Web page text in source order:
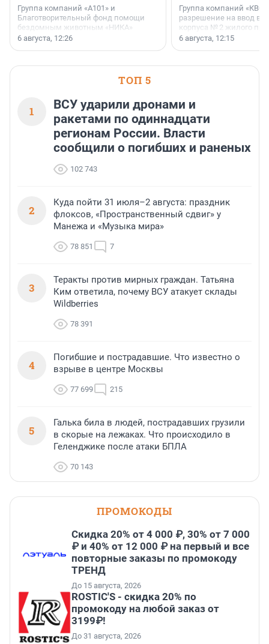
Группа компаний «А101» и
Благотворительный фонд помощи
бездомным животным «НИКА»
заключили соглашение о
6 августа, 12:26
Группа компаний
разрешение на ввод в
корпуса № 2 жилого
Уютный квартал»,
6 августа, 12:15
ТОП 5
1
ВСУ ударили дронами и
ракетами по одиннадцати
регионам России. Власти
сообщили о погибших и раненых
102 743
2
Куда пойти 31 июля–2 августа: праздник
флоксов, «Пространственный сдвиг» у
Манежа и «Музыка мира»
78 851 7
3
Теракты против мирных граждан. Татьяна
Ким ответила, почему ВСУ атакует склады
Wildberries
78 391
4
Погибшие и пострадавшие. Что известно о
взрыве в центре Москвы
77 699 215
5
Галька била в людей, пострадавших грузили
в скорые на лежаках. Что происходило в
Геленджике после атаки БПЛА
70 143
ПРОМОКОДЫ
Скидка 20% от 4 000 ₽, 30% от 7 000
₽ и 40% от 12 000 ₽ на первый и все
повторные заказы по промокоду
ТРЕНД
До 15 августа, 2026
ROSTIC'S - скидка 20% по
промокоду на любой заказ от
3199₽!
До 31 августа, 2026